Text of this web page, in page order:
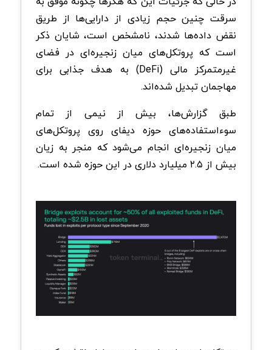
سرقت چنین حجم زیادی از دارایی‌ها از طریق
نقض داده‌ها شدند، نامشخص است، شایان ذکر
است که پروتکل‌های میان زنجیره‌ای در فضای
غیرمتمرکز مالی (DeFi) به هدف جذابی برای
مهاجمان تبدیل شده‌اند.
طبق گزارش‌ها، بیش از نیمی از تمام
سوءاستفاده‌های حوزه دیفای روی پروتکل‌های
میان زنجیره‌ای انجام می‌شود که منجر به زیان
بیش از ۲.۵ میلیارد دلاری در این حوزه شده است.